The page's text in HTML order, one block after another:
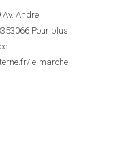
Av. Andreï
Pour plus
le-marche-